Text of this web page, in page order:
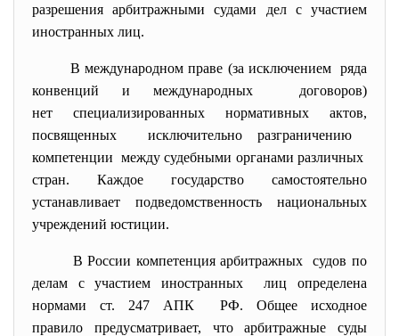
разрешения арбитражными судами дел с участием
иностранных лиц.
В международном праве (за исключением ряда
конвенций и международных договоров)
нет специализированных нормативных актов,
посвященных исключительно разграничению
компетенции между судебными органами различных
стран. Каждое государство самостоятельно
устанавливает подведомственность национальных
учреждений юстиции.
В России компетенция арбитражных судов по
делам с участием иностранных лиц определена
нормами ст. 247 АПК РФ. Общее исходное
правило предусматривает, что арбитражные суды